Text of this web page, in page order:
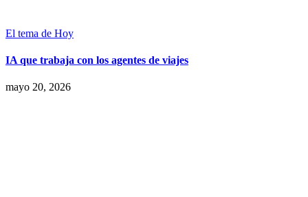
El tema de Hoy
IA que trabaja con los agentes de viajes
mayo 20, 2026